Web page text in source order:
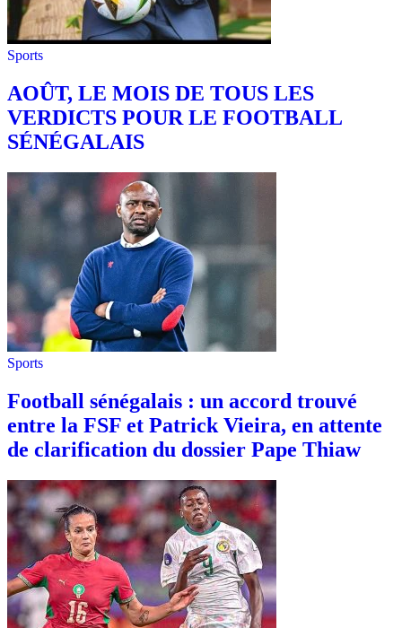
Sports
AOÛT, LE MOIS DE TOUS LES
VERDICTS POUR LE FOOTBALL
SÉNÉGALAIS
Sports
Football sénégalais : un accord trouvé
entre la FSF et Patrick Vieira, en attente
de clarification du dossier Pape Thiaw